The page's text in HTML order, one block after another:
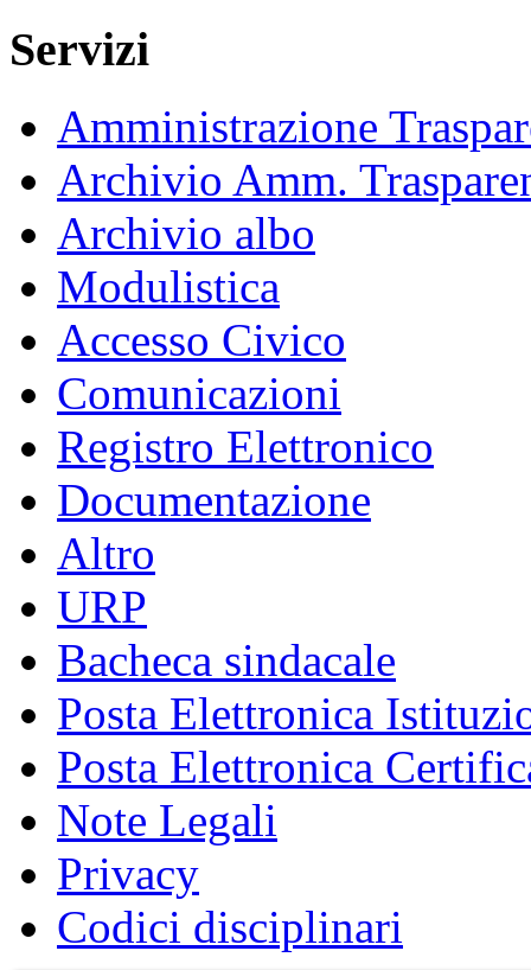
Servizi
Amministrazione
Archivio Amm.
Archivio albo
Modulistica
Accesso Civico
Comunicazioni
Registro Elettronico
Documentazione
Altro
URP
Bacheca sindacale
Posta Elettronica
Posta Elettronica
Note Legali
Privacy
Codici disciplinari